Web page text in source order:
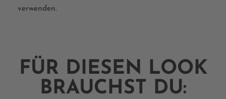
verwenden.
FÜR DIESEN LOOK
BRAUCHST DU: